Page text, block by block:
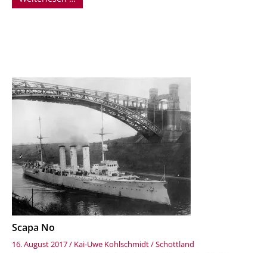
Scapa No
16. August 2017/ Kai-Uwe Kohlschmidt/Schottland